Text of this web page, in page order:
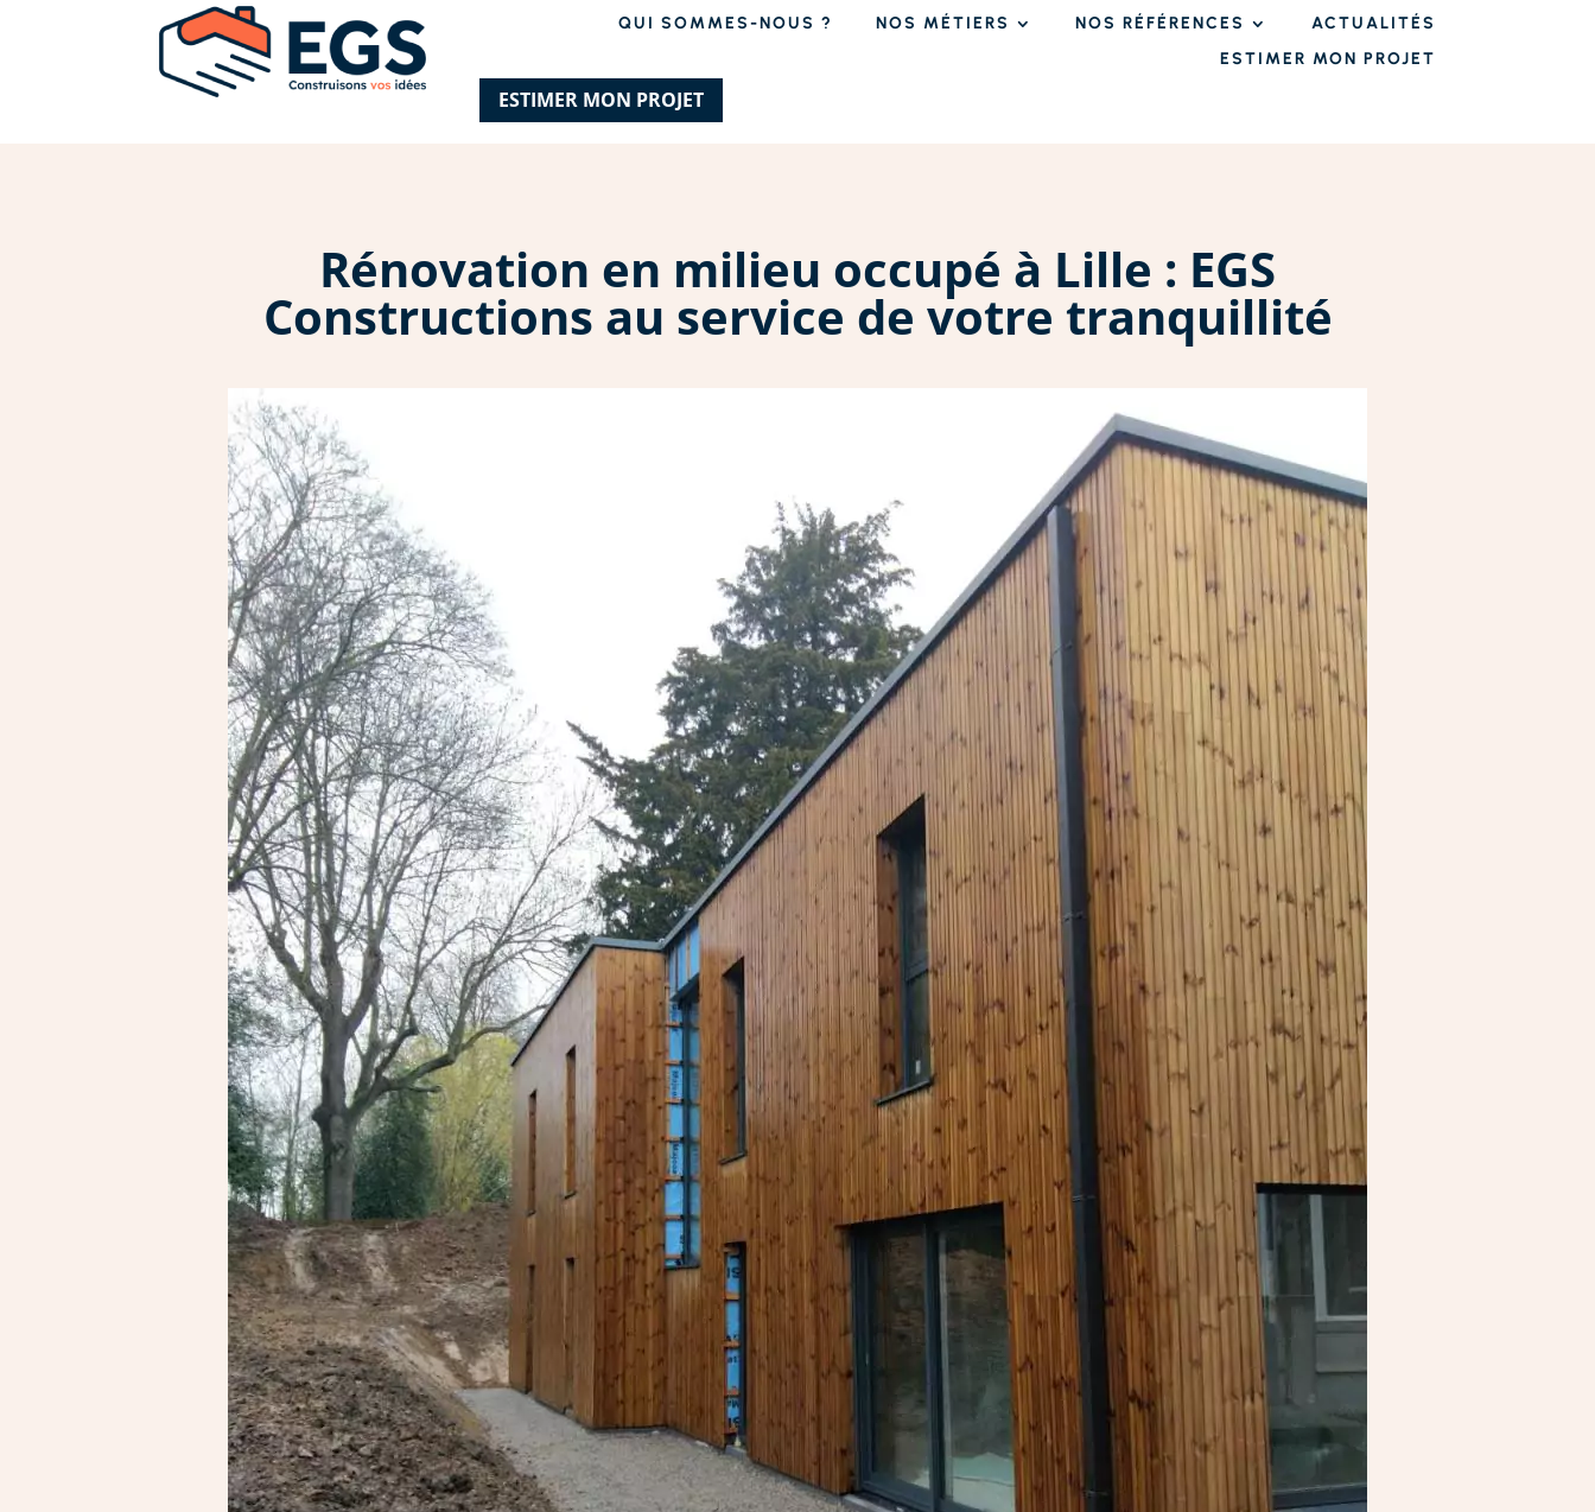
QUI SOMMES-NOUS ? NOS MÉTIERS NOS RÉFÉRENCES
ACTUALITÉS
ESTIMER MON PROJET
ESTIMER MON PROJET
Rénovation en milieu occupé à Lille : EGS
Constructions au service de votre tranquillité